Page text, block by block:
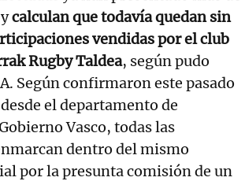
ycalculan que todavía quedan sin
vendidas por el club
Rugby Taldea, según pudo
Según confirmaron este pasado
el departamento de
Vasco, todas las
dentro del mismo
por la presunta comisión de un